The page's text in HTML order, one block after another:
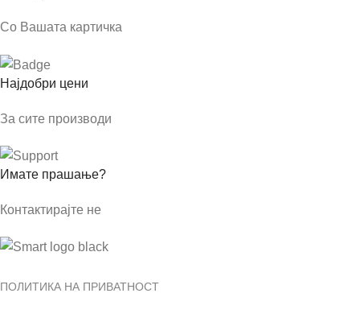
Со Вашата картичка
Најдобри цени
За сите производи
Имате прашање?
Контактирајте не
ПОЛИТИКА НА ПРИВАТНОСТ